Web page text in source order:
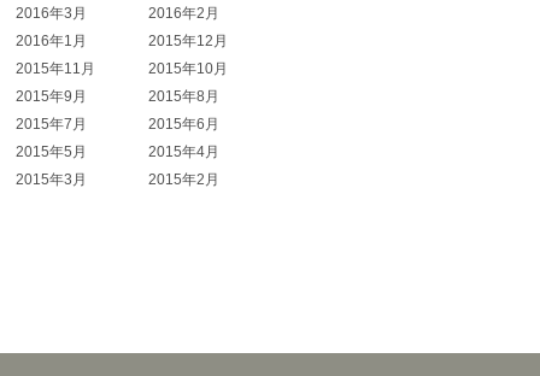
2016年3月
2016年2月
2016年1月
2015年12月
2015年11月
2015年10月
2015年9月
2015年8月
2015年7月
2015年6月
2015年5月
2015年4月
2015年3月
2015年2月